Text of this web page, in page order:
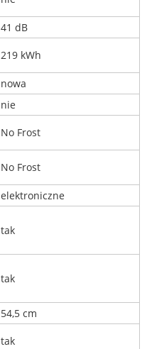
41 dB
219 kWh
nowa
nie
No Frost
No Frost
elektroniczne
tak
tak
54,5 cm
tak